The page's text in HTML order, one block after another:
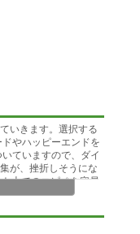
いきます。選択する
やハッピーエンドを
ていますので、ダイ
が、挫折しそうにな
上でのコピペを容易
さい。